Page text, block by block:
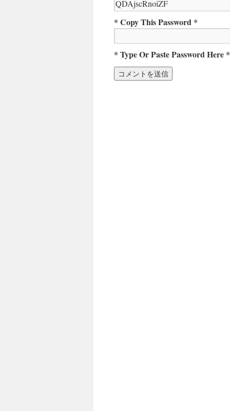
* Copy This Password *
* Type Or Paste Password Here *